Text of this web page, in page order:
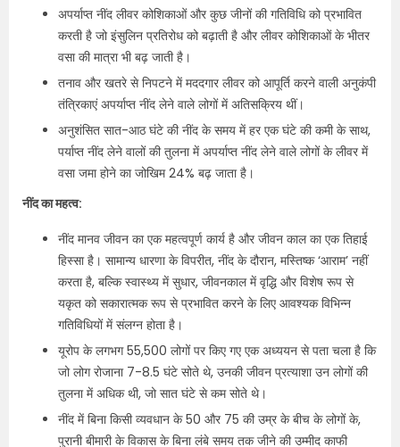
अपर्याप्त नींद लीवर कोशिकाओं और कुछ जीनों की गतिविधि को प्रभावित
करती है जो इंसुलिन प्रतिरोध को बढ़ाती है और लीवर कोशिकाओं के भीतर
वसा की मात्रा भी बढ़ जाती है।
तनाव और खतरे से निपटने में मददगार लीवर को आपूर्ति करने वाली अनुकंपी
तंत्रिकाएं अपर्याप्त नींद लेने वाले लोगों में अतिसक्रिय थीं।
अनुशंसित सात-आठ घंटे की नींद के समय में हर एक घंटे की कमी के साथ,
पर्याप्त नींद लेने वालों की तुलना में अपर्याप्त नींद लेने वाले लोगों के लीवर में
वसा जमा होने का जोखिम 24% बढ़ जाता है।
नींद का महत्व:
नींद मानव जीवन का एक महत्वपूर्ण कार्य है और जीवन काल का एक तिहाई
हिस्सा है। सामान्य धारणा के विपरीत, नींद के दौरान, मस्तिष्क ‘आराम’ नहीं
करता है, बल्कि स्वास्थ्य में सुधार, जीवनकाल में वृद्धि और विशेष रूप से
यकृत को सकारात्मक रूप से प्रभावित करने के लिए आवश्यक विभिन्न
गतिविधियों में संलग्न होता है।
यूरोप के लगभग 55,500 लोगों पर किए गए एक अध्ययन से पता चला है कि
जो लोग रोजाना 7-8.5 घंटे सोते थे, उनकी जीवन प्रत्याशा उन लोगों की
तुलना में अधिक थी, जो सात घंटे से कम सोते थे।
नींद में बिना किसी व्यवधान के 50 और 75 की उम्र के बीच के लोगों के,
पुरानी बीमारी के विकास के बिना लंबे समय तक जीने की उम्मीद काफी